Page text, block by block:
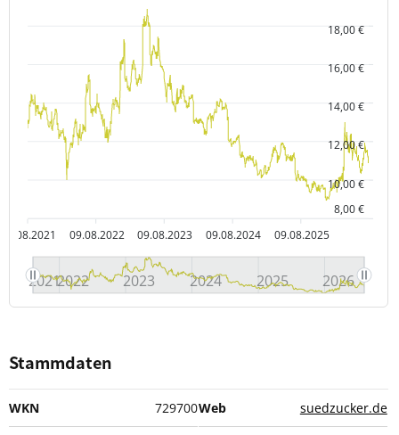
09.08.2021 09.08.2022 09.08.2023 09.08.2024 09.08.2025
8,00 €
10,00 €
12,00 €
14,00 €
16,00 €
18,00 €
20212022 2023 2024 2025 2026
Stammdaten
WKN 729700Web suedzucker.de